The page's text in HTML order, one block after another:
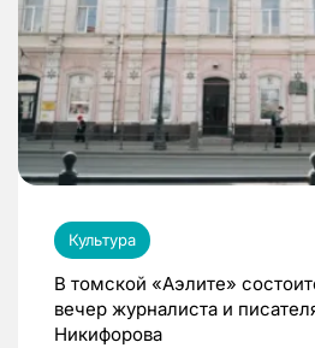
Культура
В томской «Аэлите»
вечер журналиста и
Никифорова